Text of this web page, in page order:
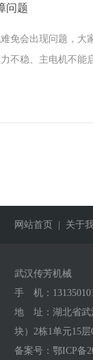
问题
免会出现问题，大
不稳、主电机不能
网站首页 | 关于
武汉传芳机械
手 机：
地 址：湖北省武
块）2栋1单元15层
备案号： 鄂ICP备